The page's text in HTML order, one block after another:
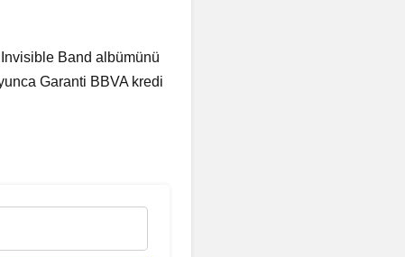
Band albümünü
Garanti BBVA kredi